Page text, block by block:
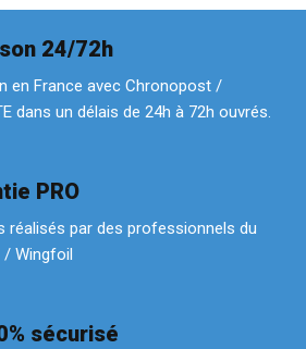
24/72h
en France avec Chronopost /
dans un délais de 24h à 72h ouvrés.
PRO
réalisés par des professionnels du
Wingfoil
sécurisé